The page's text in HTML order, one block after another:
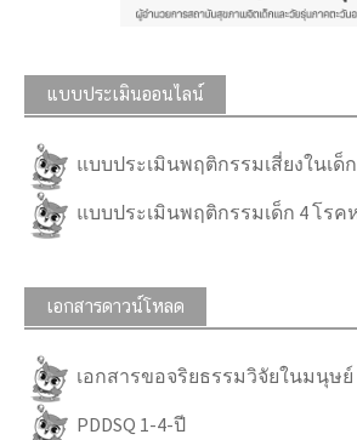
แบบประเมินออนไลน์
แบบประเมินพฤติกรรมเสี่ยงในเด็
แบบประเมินพฤติกรรมเด็ก 4 โรค
เอกสารดาวน์โหลด
เอกสารขอจริยธรรมวิจัยในมนุษย์
PDDSQ 1-4-ปี